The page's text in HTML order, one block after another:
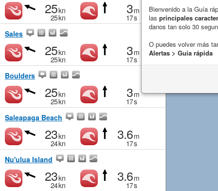
25kn
25kn
3m
17s
Sales
25kn
25kn
3m
17s
Boulders
25kn
25kn
3m
17s
Saleapaga Beach
23kn
24kn
3.6m
17s
Nu'ulua Island
23kn
24kn
3.6m
17s
Bienvenido a la Guía
las principales
danos tan solo 30
O puedes volver más
Alertas > Guía rápida